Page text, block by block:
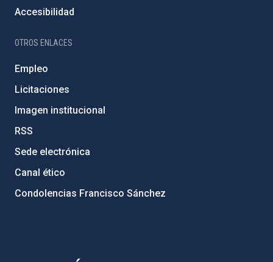
Accesibilidad
OTROS ENLACES
Empleo
Licitaciones
Imagen institucional
RSS
Sede electrónica
Canal ético
Condolencias Francisco Sánchez